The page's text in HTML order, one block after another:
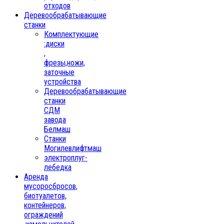
отходов
Деревообрабатывающие
станки
Комплектующие
:диски
,
фрезы,ножи,
заточные
устройства
Деревообрабатывающие
станки
СДМ
завода
Белмаш
Станки
Могилевлифтмаш
электроплуг-
лебедка
Аренда
мусоросбросов,
биотуалетов,
контейнеров,
ограждений